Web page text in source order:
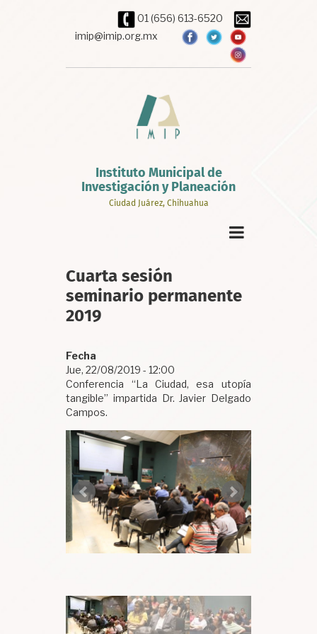
01 (656) 613-6520
imip@imip.org.mx
Instituto Municipal de
Investigación y Planeación
Ciudad Juárez, Chihuahua
Cuarta sesión
seminario permanente
2019
Fecha
Jue, 22/08/2019 - 12:00
Conferencia “La Ciudad, esa utopía
tangible” impartida Dr. Javier Delgado
Campos.